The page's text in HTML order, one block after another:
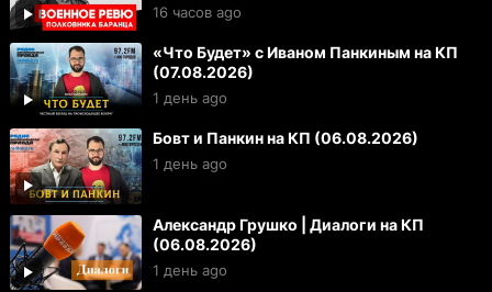
16 часов ago
«Что Будет» с Иваном Панкиным на КП
(07.08.2026)
1 день ago
Бовт и Панкин на КП (06.08.2026)
1 день ago
Александр Грушко | Диалоги на КП
(06.08.2026)
1 день ago